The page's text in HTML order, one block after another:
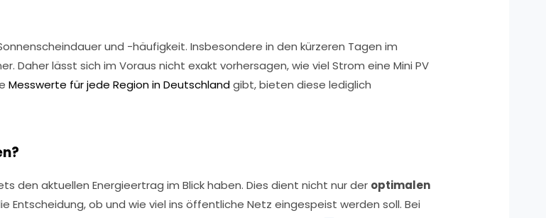
und -häufigkeit. Insbesondere in den kürzeren Tagen im
Daher lässt sich im Voraus nicht exakt vorhersagen, wie viel Strom eine Mini PV
Messwerte für jede Region in Deutschlandgibt, bieten diese lediglich
den aktuellen Energieertrag im Blick haben. Dies dient nicht nur der optimalen
Entscheidung, ob und wie viel ins öffentliche Netz eingespeist werden soll. Bei